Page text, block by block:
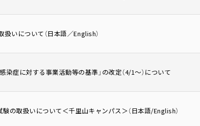
いについて（日本語／English）
染症に対する事業活動等の基準」の改定（4/1～）について
験の取扱いについて＜千里山キャンパス＞（日本語/English）